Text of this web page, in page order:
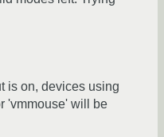
is on, devices using
'vmmouse' will be